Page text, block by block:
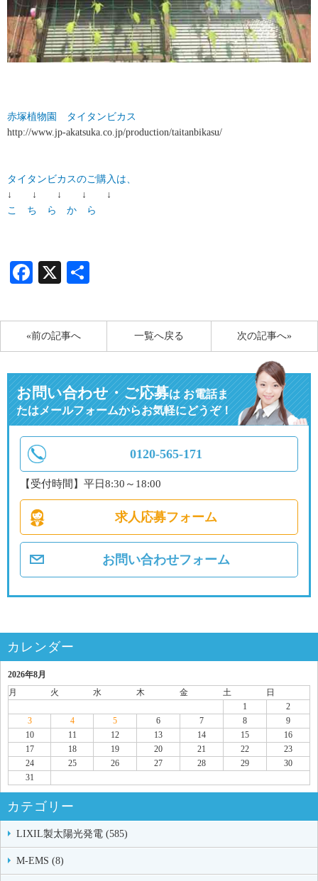
赤塚植物園 タイタンビカス
http://www.jp-akatsuka.co.jp/production/taitanbikasu/
タイタンビカスのご購入は、
↓ ↓ ↓ ↓ ↓
こ ち ら か ら
Facebook
X
«前の記事へ 次の記事へ»
一覧へ戻る
お問い合わせ・ご応募はお電話ま
たはメールフォームからお気軽にどうぞ！
0120-565-171
【受付時間】平日8:30～18:00
求人応募フォーム
お問い合わせフォーム
カレンダー
2026年8月
月
火 水 木 金 土
日
1
2
3
4 5 6 7 8
9
10
11 12 13 14 15
16
17
18 19 20 21 22
23
24
25 26 27 28 29
30
31
カテゴリー
LIXIL製太陽光発電 (585)
M-EMS (8)